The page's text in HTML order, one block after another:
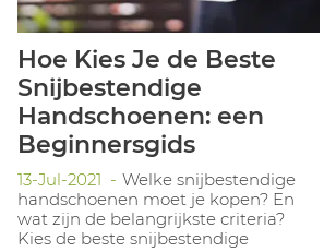
Hoe Kies Je de Beste
Snijbestendige
Handschoenen: een
Beginnersgids
13-Jul-2021
Welke snijbestendige
handschoenen moet je kopen? En
wat zijn de belangrijkste criteria?
Kies de beste snijbestendige